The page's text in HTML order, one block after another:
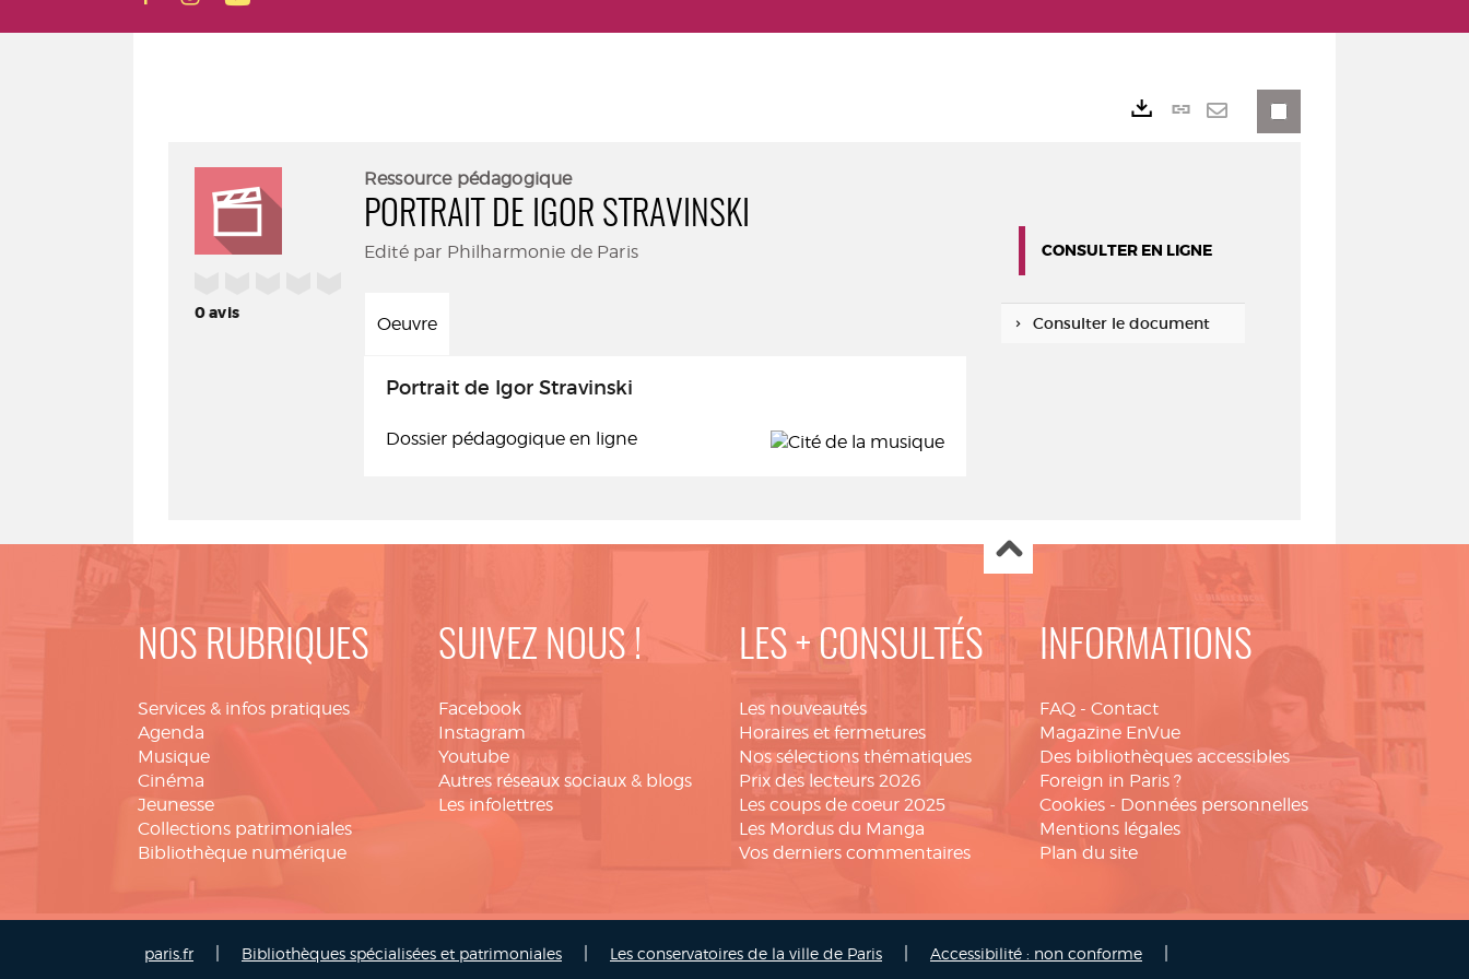
0avis
Ressource pédagogique
PORTRAIT DE IGOR STRAVINSKI
Edité par Philharmonie de Paris
Oeuvre
Portrait de Igor Stravinski
Dossier pédagogique en ligne
Lien
CONSULTER EN LIGNE
Consulter le document
NOS RUBRIQUES
Services & infos pratiques
Agenda
Musique
Cinéma
Jeunesse
Collections patrimoniales
Bibliothèque numérique
SUIVEZ NOUS !
Facebook
Instagram
Youtube
Autres réseaux sociaux & blogs
Les infolettres
LES + CONSULTÉS
Les nouveautés
Horaires et fermetures
Nos sélections thématiques
Prix des lecteurs 2026
Les coups de coeur 2025
Les Mordus du Manga
Vos derniers commentaires
INFORMATIONS
FAQ - Contact
Magazine EnVue
Des bibliothèques accessibles
Foreign in Paris ?
Cookies - Données personnelles
Mentions légales
Plan du site
paris.fr Bibliothèques spécialisées et patrimoniales Les conservatoires de la ville de Paris Accessibilité : non conforme